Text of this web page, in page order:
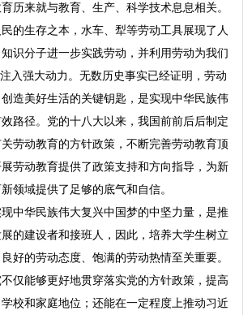
历来就与教育、生产、科学技术息息相关。
的生存之本，水车、犁等劳动工具展现了人
识分子进一步实践劳动，并利用劳动为我们
入强大动力。无数历史事实已经证明，劳动
造美好生活的关键钥匙，是实现中华民族伟
路径。党的十八大以来，我国前前后后制定
劳动教育的方针政策，不断完善劳动教育顶
劳动教育提供了政策支持和方向指导，为新
领域提供了足够的底气和自信。
中华民族伟大复兴中国梦的中坚力量，是推
的建设者和接班人，因此，培养大学生树立
好的劳动态度、饱满的劳动热情至关重要。
仅能够更好地贯穿落实党的方针政策，提高
校和家庭地位；还能在一定程度上推动习近